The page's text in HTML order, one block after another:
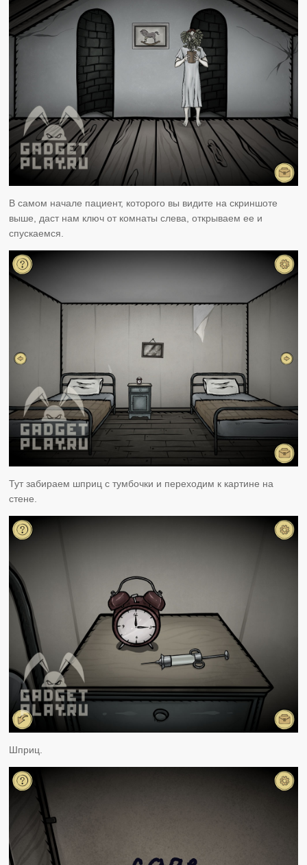
В самом начале пациент, которого вы видите на скриншоте
выше, даст нам ключ от комнаты слева, открываем ее и
спускаемся.
Тут забираем шприц с тумбочки и переходим к картине на
стене.
Шприц.